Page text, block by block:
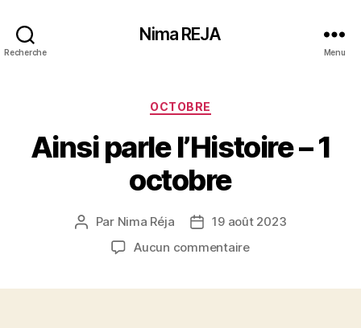
Recherche
Nima REJA
Menu
Catégories
OCTOBRE
Ainsi parle l’Histoire – 1
octobre
Auteur
l’article
Par Nima Réja
Date19 août 2023
Aucun commentairesur